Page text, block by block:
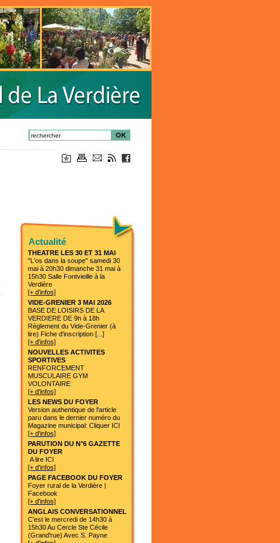
OK
Actualité
THEATRE LES 30 ET 31 MAI
"L'os dans la soupe" samedi 30
mai à 20h30 dimanche 31 mai à
15h30 Salle Fontvieille à la
Verdière
[+ d'infos]
VIDE-GRENIER 3 MAI 2026
BASE DE LOISIRS DE LA
VERDIERE DE 9h à 18h
Règlement du Vide-Grenier (à
lire) Fiche d'inscription [...]
[+ d'infos]
NOUVELLES ACTIVITES
SPORTIVES
RENFORCEMENT
MUSCULAIRE GYM
VOLONTAIRE
[+ d'infos]
LES NEWS DU FOYER
Version authentique de l'article
paru dans le dernier numéro du
Magazine municipal: Cliquer ICI
[+ d'infos]
PARUTION DU N°6 GAZETTE
DU FOYER
A lire ICI
[+ d'infos]
PAGE FACEBOOK DU FOYER
Foyer rural de la Verdière |
Facebook
[+ d'infos]
ANGLAIS CONVERSATIONNEL
C'est le mercredi de 14h30 à
15h30 Au Cercle Ste Cécile
(Grand'rue) Avec S. Payne